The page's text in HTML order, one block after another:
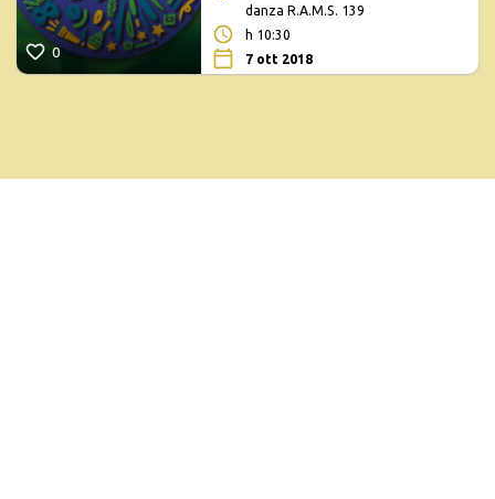
0
danza R.A.M.S. 139
h 10:30
7 ott 2018